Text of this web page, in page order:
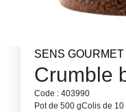
SENS GOURMET
Crumble
Code : 403990
Pot de 500 gColis de 10